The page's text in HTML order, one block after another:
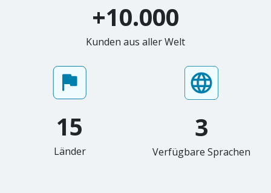
+10.000
Kunden aus aller Welt
15
Länder
3
Verfügbare Sprachen